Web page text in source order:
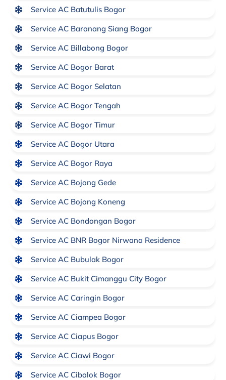
Service AC Batutulis Bogor
Service AC Baranang Siang Bogor
Service AC Billabong Bogor
Service AC Bogor Barat
Service AC Bogor Selatan
Service AC Bogor Tengah
Service AC Bogor Timur
Service AC Bogor Utara
Service AC Bogor Raya
Service AC Bojong Gede
Service AC Bojong Koneng
Service AC Bondongan Bogor
Service AC BNR Bogor Nirwana Residence
Service AC Bubulak Bogor
Service AC Bukit Cimanggu City Bogor
Service AC Caringin Bogor
Service AC Ciampea Bogor
Service AC Ciapus Bogor
Service AC Ciawi Bogor
Service AC Cibalok Bogor